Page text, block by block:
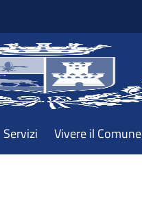
Servizi Vivere il Comune